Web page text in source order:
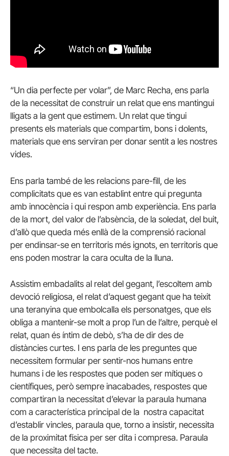
“Un dia perfecte per volar”, de Marc Recha, ens parla
de la necessitat de construir un relat que ens mantingui
lligats a la gent que estimem. Un relat que tingui
presents els materials que compartim, bons i dolents,
materials que ens serviran per donar sentit a les nostres
vides.
Ens parla també de les relacions pare-fill, de les
complicitats que es van establint entre qui pregunta
amb innocència i qui respon amb experiència. Ens parla
de la mort, del valor de l’absència, de la soledat, del buit,
d’allò que queda més enllà de la comprensió racional
per endinsar-se en territoris més ignots, en territoris que
ens poden mostrar la cara oculta de la lluna.
Assistim embadalits al relat del gegant, l’escoltem amb
devoció religiosa, el relat d’aquest gegant que ha teixit
una teranyina que embolcalla els personatges, que els
obliga a mantenir-se molt a prop l’un de l’altre, perquè el
relat, quan és íntim de debò, s’ha de dir des de
distàncies curtes. I ens parla de les preguntes que
necessitem formular per sentir-nos humans entre
humans i de les respostes que poden ser mítiques o
científiques, però sempre inacabades, respostes que
compartiran la necessitat d’elevar la paraula humana
com a característica principal de la nostra capacitat
d’establir vincles, paraula que, torno a insistir, necessita
de la proximitat física per ser dita i compresa. Paraula
que necessita del tacte.